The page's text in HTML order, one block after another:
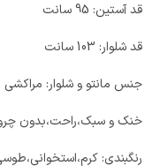
قد آستین: 95 سانت
قد شلوار: 103 سانت
جنس مانتو و شلوار: مراکشی
خنک و سبک،راحت،بدون
رنگبندی: